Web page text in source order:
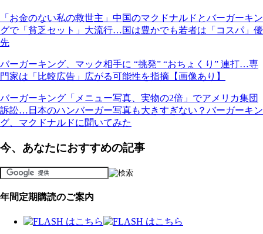
「お金のない私の救世主」中国のマクドナルドとバーガーキン
グで「貧乏セット」大流行…国は豊かでも若者は「コスパ」優
先
バーガーキング、マック相手に “挑発” “おちょくり” 連打…専
門家は「比較広告」広がる可能性を指摘【画像あり】
バーガーキング「メニュー写真、実物の2倍」でアメリカ集団
訴訟…日本のハンバーガー写真も大きすぎない？バーガーキン
グ、マクドナルドに聞いてみた
今、あなたにおすすめの記事
年間定期購読のご案内